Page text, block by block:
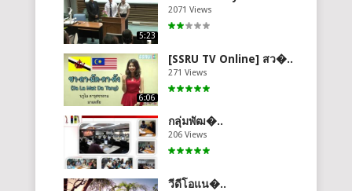
5:23
2071 Views
6:06
[SSRU TV Online] สว�..
271 Views
กลุ่มพัฒ�..
206 Views
วีดีโอแน�..